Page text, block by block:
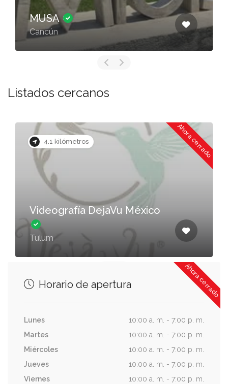
MUSA
Cancún
Listados cercanos
4.1 kilómetros Ahora cerrado
Videografía DejaVu México
Tulum
Ahora cerrado
Horario de apertura
Lunes
10:00 a. m. - 7:00 p. m.
Martes
10:00 a. m. - 7:00 p. m.
Miércoles
10:00 a. m. - 7:00 p. m.
Jueves
10:00 a. m. - 7:00 p. m.
Viernes
10:00 a. m. - 7:00 p. m.